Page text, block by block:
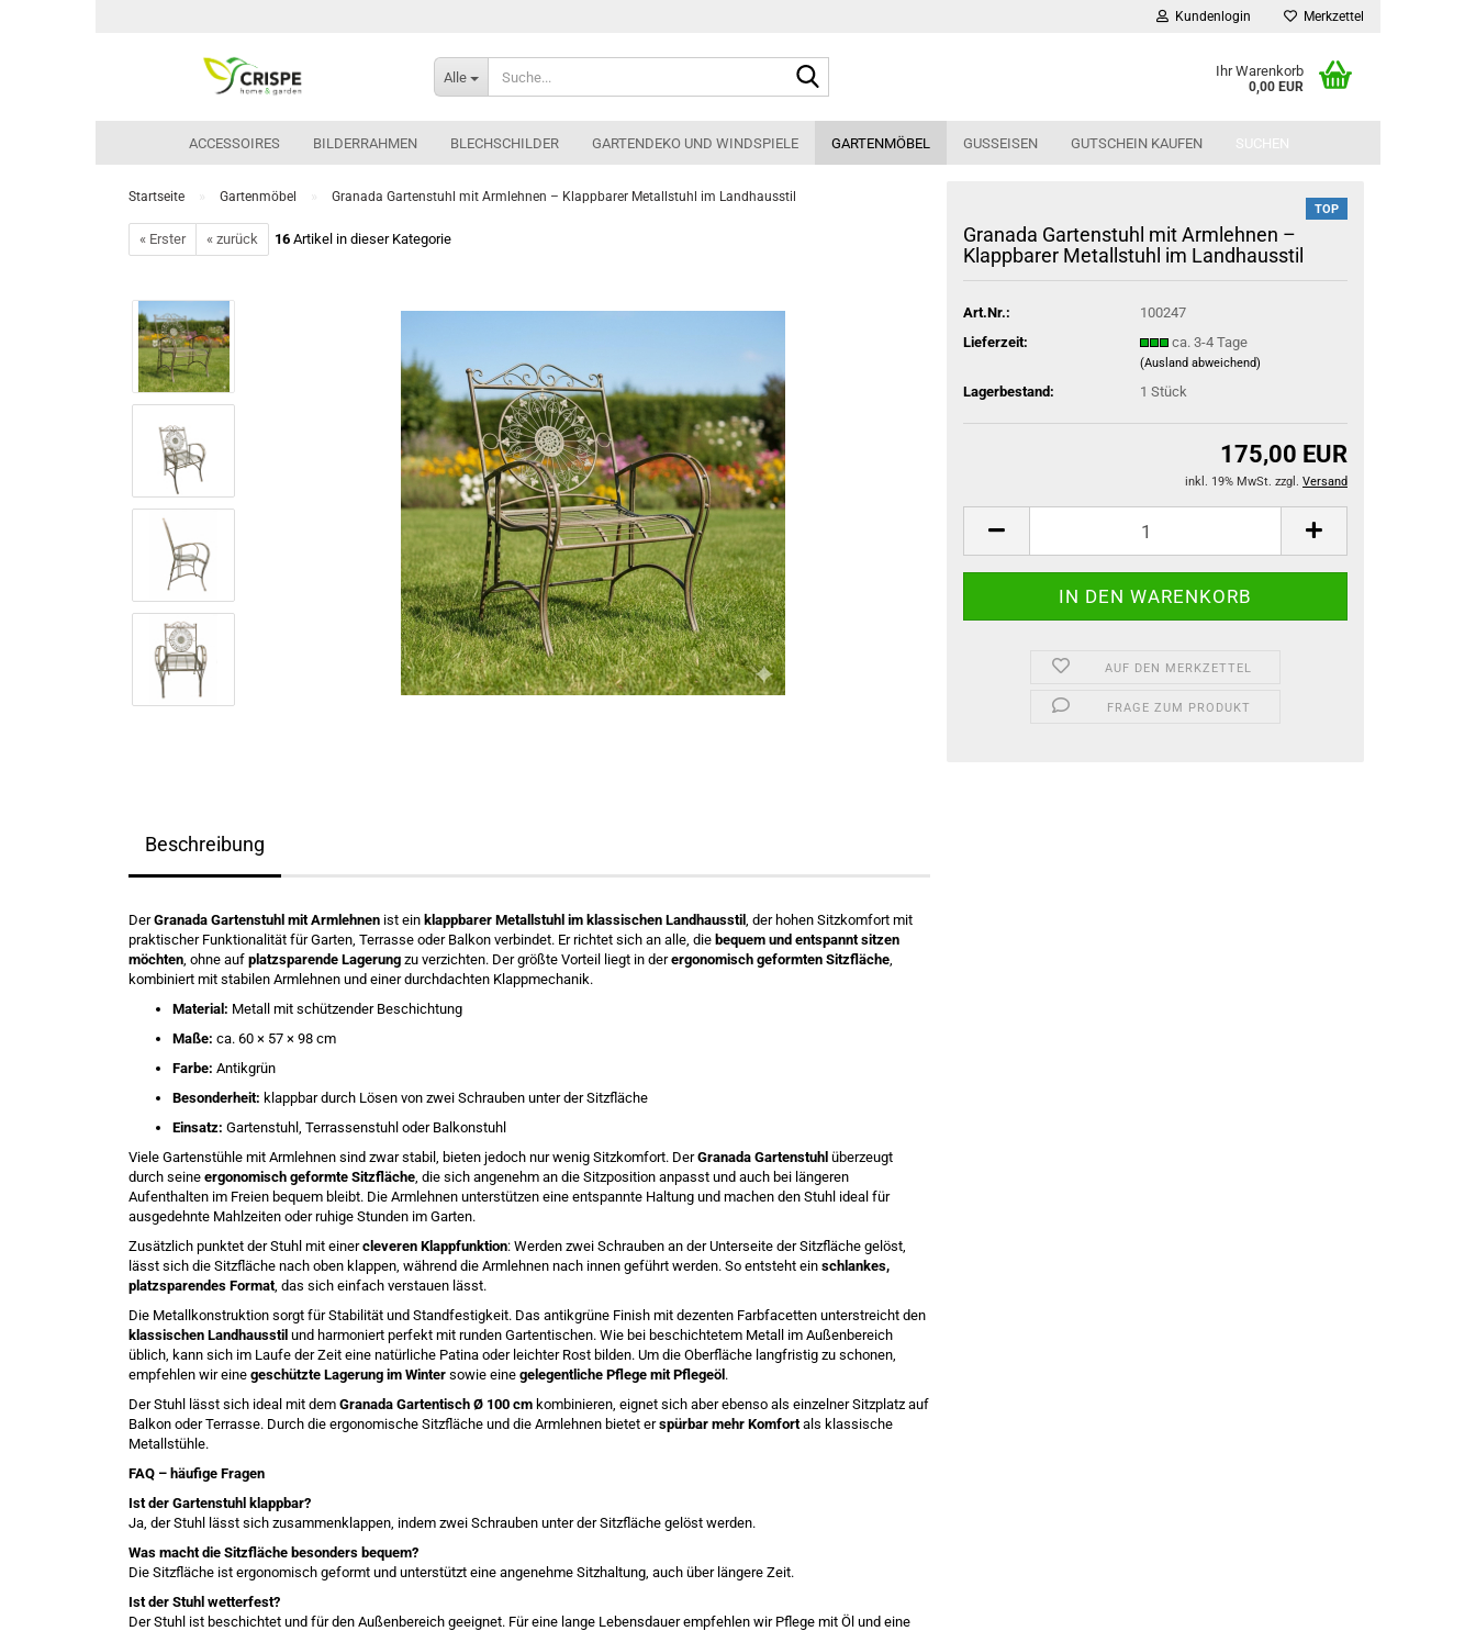
Kundenlogin Merkzettel
Alle Ihr Warenkorb
0,00 EUR
ACCESSOIRES BILDERRAHMEN BLECHSCHILDER GARTENDEKO UND WINDSPIELE GARTENMÖBEL GUSSEISEN GUTSCHEIN KAUFEN SUCHEN
Startseite Gartenmöbel Granada Gartenstuhl mit Armlehnen – Klappbarer Metallstuhl im Landhausstil
« Erster « zurück 16 Artikel in dieser Kategorie
TOP
Granada Gartenstuhl mit Armlehnen –
Klappbarer Metallstuhl im Landhausstil
Art.Nr.:
100247
Lieferzeit:
ca. 3-4 Tage
(Ausland abweichend)
Lagerbestand: 1 Stück
175,00 EUR
inkl. 19% MwSt. zzgl. Versand
AUF DEN MERKZETTEL
FRAGE ZUM PRODUKT
Beschreibung
DerGranada Gartenstuhl mit Armlehnen ist ein klappbarer Metallstuhl im klassischen Landhausstil , der hohen Sitzkomfort mit
praktischer Funktionalität für Garten, Terrasse oder Balkon verbindet. Er richtet sich an alle, die bequem und entspannt sitzen
möchten, ohne auf platzsparende Lagerung zu verzichten. Der größte Vorteil liegt in derergonomisch geformten Sitzfläche,
kombiniert mit stabilen Armlehnen und einer durchdachten Klappmechanik.
Material: Metall mit schützender Beschichtung
Maße: ca. 60 × 57 × 98 cm
Farbe: Antikgrün
Besonderheit: klappbar durch Lösen von zwei Schrauben unter der Sitzfläche
Einsatz: Gartenstuhl, Terrassenstuhl oder Balkonstuhl
Viele Gartenstühle mit Armlehnen sind zwar stabil, bieten jedoch nur wenig Sitzkomfort. DerGranada Gartenstuhl überzeugt
durch seine ergonomisch geformte Sitzfläche, die sich angenehm an die Sitzposition anpasst und auch bei längeren
Aufenthalten im Freien bequem bleibt. Die Armlehnen unterstützen eine entspannte Haltung und machen den Stuhl ideal für
ausgedehnte Mahlzeiten oder ruhige Stunden im Garten.
Zusätzlich punktet der Stuhl mit einercleveren Klappfunktion: Werden zwei Schrauben an der Unterseite der Sitzfläche gelöst,
lässt sich die Sitzfläche nach oben klappen, während die Armlehnen nach innen geführt werden. So entsteht ein schlankes,
platzsparendes Format, das sich einfach verstauen lässt.
Die Metallkonstruktion sorgt für Stabilität und Standfestigkeit. Das antikgrüne Finish mit dezenten Farbfacetten unterstreicht den
klassischen Landhausstil und harmoniert perfekt mit runden Gartentischen. Wie bei beschichtetem Metall im Außenbereich
üblich, kann sich im Laufe der Zeit eine natürliche Patina oder leichter Rost bilden. Um die Oberfläche langfristig zu schonen,
empfehlen wir eine geschützte Lagerung im Winter sowie eine gelegentliche Pflege mit Pflegeöl .
Der Stuhl lässt sich ideal mit dem Granada Gartentisch Ø 100 cm kombinieren, eignet sich aber ebenso als einzelner Sitzplatz auf
Balkon oder Terrasse. Durch die ergonomische Sitzfläche und die Armlehnen bietet erspürbar mehr Komfortals klassische
Metallstühle.
FAQ – häufige Fragen
Ist der Gartenstuhl klappbar?
Ja, der Stuhl lässt sich zusammenklappen, indem zwei Schrauben unter der Sitzfläche gelöst werden.
Was macht die Sitzfläche besonders bequem?
Die Sitzfläche ist ergonomisch geformt und unterstützt eine angenehme Sitzhaltung, auch über längere Zeit.
Ist der Stuhl wetterfest?
Der Stuhl ist beschichtet und für den Außenbereich geeignet. Für eine lange Lebensdauer empfehlen wir Pflege mit Öl und eine